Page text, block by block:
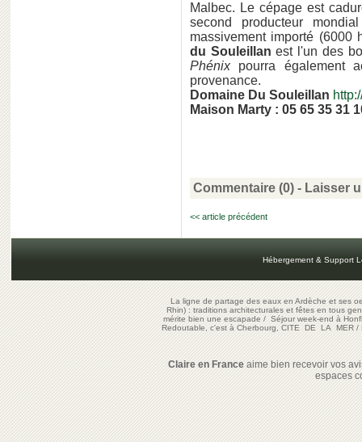
Malbec. Le cépage est
second producteur
massivement importé
du Souleillanest l'un des
Phénixpourra également
provenance.
Domaine Du Souleillan
Maison Marty : 05 65 35 31
Commentaire (0) - Laisser
<< article précédent
Hébergement & Support
La ligne de partage des eaux en Ardèche et ses
Rhin) : traditions architecturales et fêtes en tous
mérite bien une escapade/Séjour week-end à
Redoutable, c'est à Cherbourg, CITE DE LA MER/
Claire en Franceaime bien recevoir vos
espaces